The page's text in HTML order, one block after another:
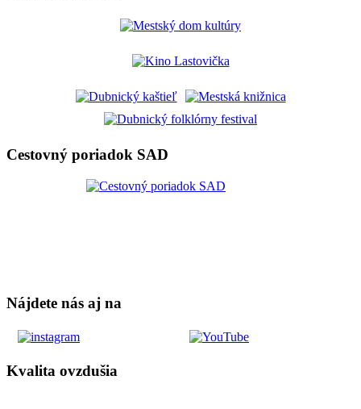
Cestovný poriadok SAD
Nájdete nás aj na
Kvalita ovzdušia